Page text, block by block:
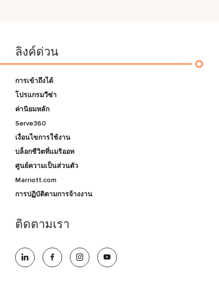
ลิงค์ด่วน
การเข้าถึงได้
โปรแกรมวีซ่า
ค่านิยมหลัก
Serve360
เงื่อนไขการใช้งาน
บล็อกชีวิตที่แมริออท
ศูนย์ความเป็นส่วนตัว
Marriott.com
การปฏิบัติตามการจ้างงาน
ติดตามเรา